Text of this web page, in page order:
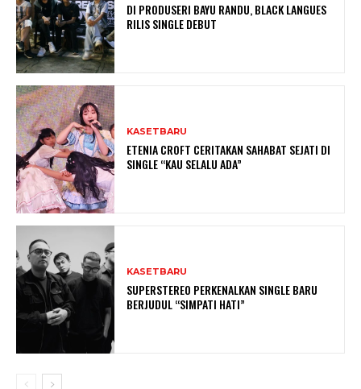
DI PRODUSERI BAYU RANDU, BLACK LANGUES
RILIS SINGLE DEBUT
KASETBARU
ETENIA CROFT CERITAKAN SAHABAT SEJATI DI
SINGLE “KAU SELALU ADA”
KASETBARU
SUPERSTEREO PERKENALKAN SINGLE BARU
BERJUDUL “SIMPATI HATI”